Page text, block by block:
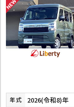
年式 2026(令和8)年